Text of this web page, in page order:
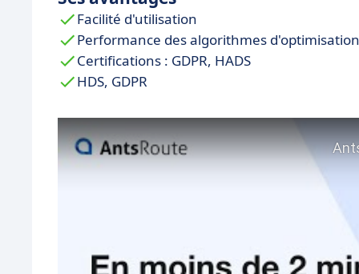
Facilité d'utilisation
Performance des algorithmes d'optimisation
Certifications : GDPR, HADS
HDS, GDPR